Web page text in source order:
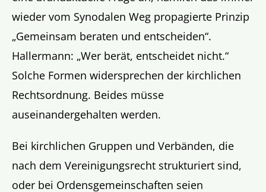
wieder vom Synodalen Weg propagierte Prinzip
„Gemeinsam beraten und entscheiden“.
Hallermann: „Wer berät, entscheidet nicht.“
Solche Formen widersprechen der kirchlichen
Rechtsordnung. Beides müsse
auseinandergehalten werden.
Bei kirchlichen Gruppen und Verbänden, die
nach dem Vereinigungsrecht strukturiert sind,
oder bei Ordensgemeinschaften seien